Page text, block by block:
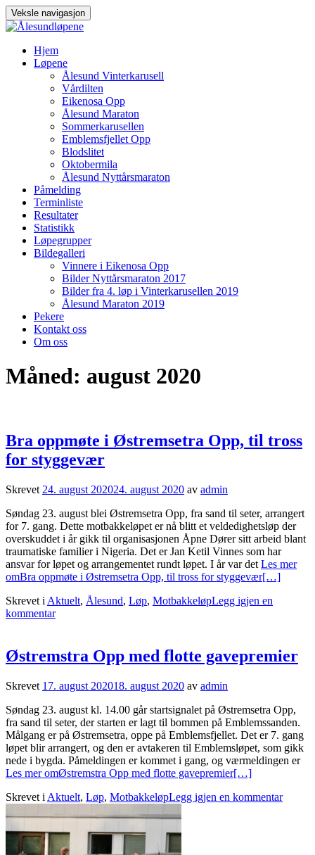
Veksle navigasjon
Hjem
Løpene
Ålesund Vinterkarusell
Vårdilten
Eikenosa Opp
Ålesund Maraton
Sommerkarusellen
Emblemsfjellet Opp
Blodslitet
Oktobermila
Ålesund Nyttårsmaraton
Påmelding
Terminliste
Resultater
Statistikk
Løpegrupper
Bildegalleri
Vinnere i Eikenosa Opp
Bilder Nyttårsmaraton 2017
Bilder fra 4. løp i Vinterkarusellen 2019
Ålesund Maraton 2019
Pekere
Kontakt oss
Om oss
Måned: august 2020
Bra oppmøte i Østremsetra Opp, til tross
for styggevær
Skrevet 24. august 202024. august 2020 av admin
Søndag 23. august blei Østremsetra Opp, fra sand til seter, arrangert
for 7. gang. Dette motbakkeløpet er nå blitt et veldedighetsløp der
overskuddet i år gikk til organisasjonen Åpne Dører sitt arbeid blant
traumatiske familier i Nigeria. Det er Jan Ketil Vinnes som har
ansvar for løpet og arrangementet rundt løpet. I år var det Les mer
omBra oppmøte i Østremsetra Opp, til tross for styggevær[…]
Skrevet i Aktuelt, Ålesund, Løp, MotbakkeløpLegg igjen en
kommentar
Østremstra Opp med flotte gavepremier
Skrevet 17. august 202018. august 2020 av admin
Søndag 23. august kl. 14.00 går startsignalet på Østremsetra Opp,
fra sand til seter, der starten er lagt til bommen på Emblemssanden.
Målgang er på Østremsetra, oppe på Emblemsfjellet. Det er 7. gang
løpet blir arrangert, og den er avtakeren til Emblemsløpet, som gikk
nede i bygda. Påmeldingen er kommet i gang, og værmeldingen er
Les mer omØstremstra Opp med flotte gavepremier[…]
Skrevet i Aktuelt, Løp, MotbakkeløpLegg igjen en kommentar